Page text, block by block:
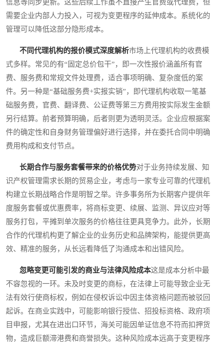
信息等同步更新。这些后续工作虽不直接产生官费或代理费，但
需要企业内部人力投入，可视为变更程序的延伸成本。系统化的
管理可以降低这部分隐形成本。
不同代理机构的报价模式深度解析市场上代理机构的收费模
式多样。常见的有“固定总价包干”，即一次性报价涵盖所有官
费、服务费和常规文件处理费，适合事项明确、复杂度低的案
件。另一种是“基础服务费+实报实销”，即代理机构收取一笔基
础服务费，官费、翻译费、公证费等第三方费用按实际发生金额
另行结算。前者预算明确，后者则更为透明灵活。企业应根据案
件的确定性和自身财务管理偏好进行选择，并在委托合同中明确
费用构成和支付节点。
长期合作与服务套餐带来的价格优势对于业务持续发展、知
识产权管理需求长期的贸易企业，考虑与一家专业可靠的代理机
构建立长期战略合作是明智之举。许多事务所为长期客户提供年
度服务套餐或优惠费率，将商标变更、续展、监测、异议应对等
服务打包，平摊到单次服务的价格往往更具竞争力。此外，长期
合作的代理机构更了解企业的业务历史和品牌架构，能提供更高
效、精准的服务，从长远看降低了沟通成本和出错风险。
忽略变更可能引发的商业与法律风险成本这是成本分析中最
不容忽视的一环。未及时变更的商标，在法律上可能导致企业无
法有效行使商标权，例如在侵权诉讼中因主体资格问题而被驳回
起诉。在商业实践中，可能影响银行授信、招投标资格、政府项
目申报，尤其在进出口环节，海关可能因单证信息不符而扣押货
物，造成巨额滞港费和商誉损失。这种风险成本远高于变更程序